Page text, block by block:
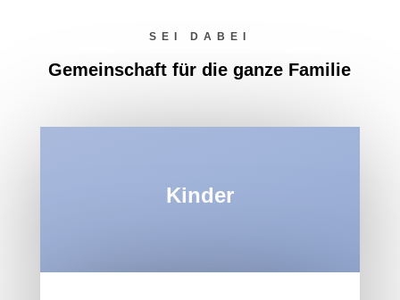
SEI DABEI
Gemeinschaft für die ganze Familie
Kinder